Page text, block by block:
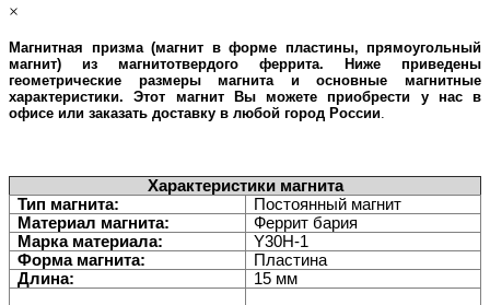
×
Магнитная призма (магнит в форме плаcтины, прямоугольный
магнит) из магнитотвердого феррита. Ниже приведены
геометрические размеры магнита и основные магнитные
характеристики. Этот магнит Вы можете приобрести у нас в
офисе или заказать доставку в любой город России.
Характеристики магнита
Тип магнита:
Постоянный магнит
Материал магнита:
Феррит бария
Марка материала:
Y30H-1
Форма магнита:
Пластина
Длина:
15 мм